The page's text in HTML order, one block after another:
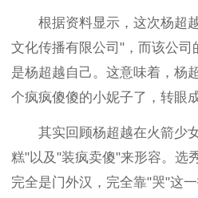
根据资料显示，这次杨超越
文化传播有限公司"，而该公司
是杨超越自己。这意味着，杨
个疯疯傻傻的小妮子了，转眼
其实回顾杨超越在火箭少
糕"以及"装疯卖傻"来形容。选
完全是门外汉，完全靠"哭"这